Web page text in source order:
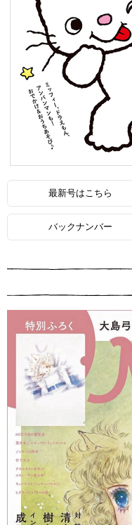
最新号はこちら
バックナンバー